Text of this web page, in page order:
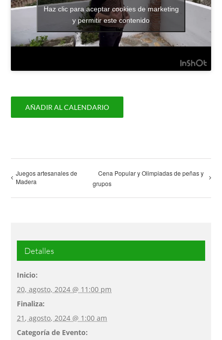
Haz clic para aceptar cookies de marketing
y permitir este contenido
AÑADIR AL CALENDARIO
Juegos artesanales de
Madera
Cena Popular y Olimpiadas de peñas y
grupos
Detalles
Inicio:
20, agosto, 2024 @ 11:00 pm
Finaliza:
21, agosto, 2024 @ 1:00 am
Categoría de Evento: